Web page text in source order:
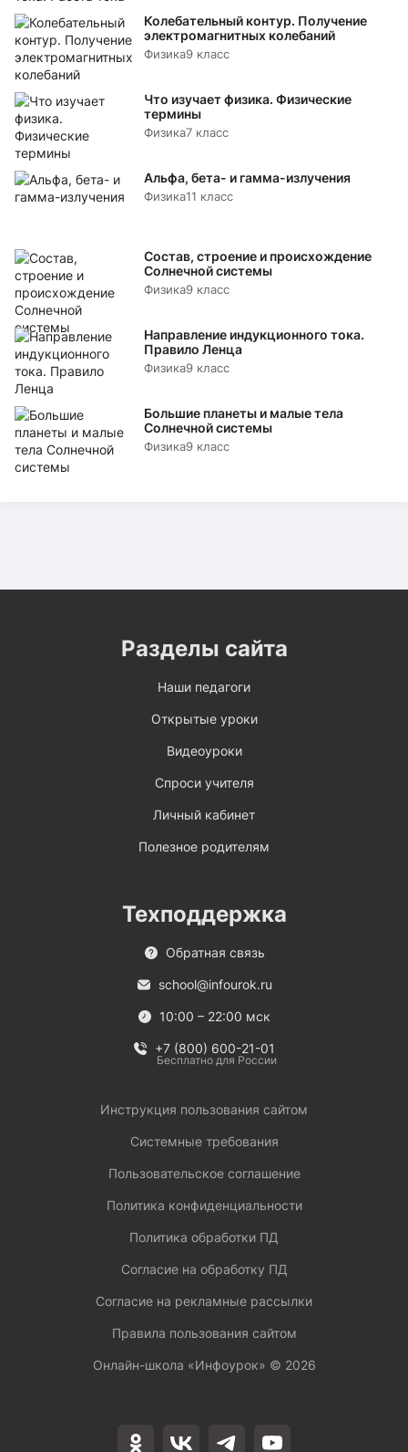
Колебательный контур. Получение
электромагнитных колебаний
Физика9 класс
Что изучает физика. Физические
термины
Физика7 класс
Альфа, бета- и гамма-излучения
Физика11 класс
Состав, строение и происхождение
Солнечной системы
Физика9 класс
Направление индукционного тока.
Правило Ленца
Физика9 класс
Большие планеты и малые тела
Солнечной системы
Физика9 класс
Разделы сайта
Наши педагоги
Открытые уроки
Видеоуроки
Спроси учителя
Личный кабинет
Полезное родителям
Техподдержка
Обратная связь
school@infourok.ru
10:00 – 22:00 мск
+7 (800) 600-21-01
Бесплатно для России
Инструкция пользования сайтом
Системные требования
Пользовательское соглашение
Политика конфиденциальности
Политика обработки ПД
Согласие на обработку ПД
Согласие на рекламные рассылки
Правила пользования сайтом
Онлайн-школа «Инфоурок» © 2026